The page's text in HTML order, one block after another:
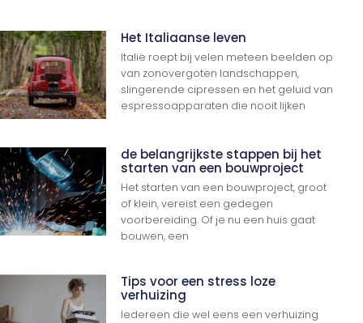
Het Italiaanse leven
Italië roept bij velen meteen beelden op
van zonovergoten landschappen,
slingerende cipressen en het geluid van
espressoapparaten die nooit lijken
de belangrijkste stappen bij het
starten van een bouwproject
Het starten van een bouwproject, groot
of klein, vereist een gedegen
voorbereiding. Of je nu een huis gaat
bouwen, een
Tips voor een stress loze
verhuizing
Iedereen die wel eens een verhuizing